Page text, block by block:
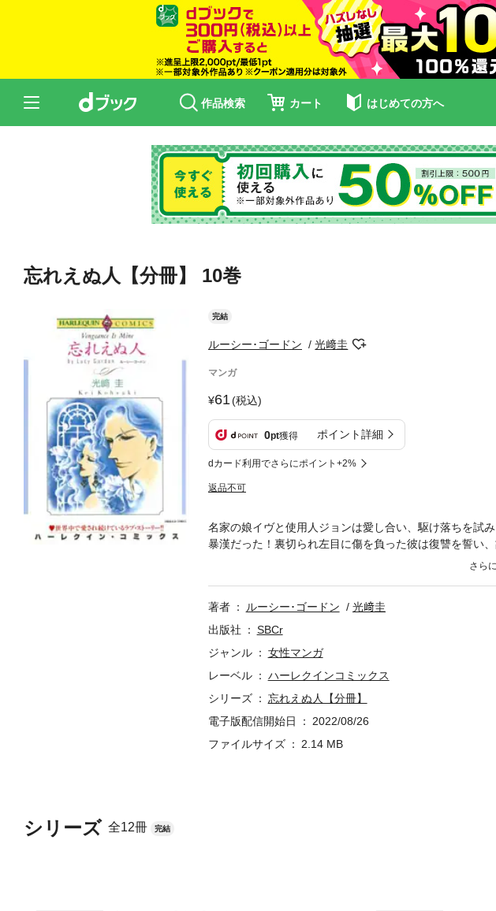
作品検索 カート はじめての方へ
忘れえぬ人【分冊】 10巻
完結
ルーシー･ゴードン 光﨑圭
マンガ
61(税込)
0pt獲得 ポイント詳細
dカード利用でさらにポイント+2%
返品不可
シリーズ 全12冊 完結
名家の娘イヴと使用人ジョンは愛し合い、駆け落ちを試
暴漢だった！裏切られ左目に傷を負った彼は復讐を誓い
手にした彼は、成熟したイヴと再会して悟るのだった。
著者 ルーシー･ゴードン
光﨑圭
出版社
SBCr
ジャンル
女性マンガ
レーベル
ハーレクインコミックス
シリーズ
忘れえぬ人【分冊】
電子版配信開始日
2022/08/26
ファイルサイズ
2.14 MB